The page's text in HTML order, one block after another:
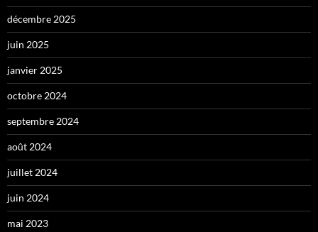
décembre 2025
juin 2025
janvier 2025
octobre 2024
septembre 2024
août 2024
juillet 2024
juin 2024
mai 2023